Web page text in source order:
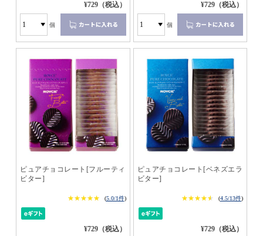
¥729（税込）
個
¥729（税込）
個
ピュアチョコレート[フルーティ
ビター]
★★★★★
★★★★★ (5.0/1件)
¥729（税込）
ピュアチョコレート[ベネズエラ
ビター]
★★★★★
★★★★★ (4.5/13件)
¥729（税込）